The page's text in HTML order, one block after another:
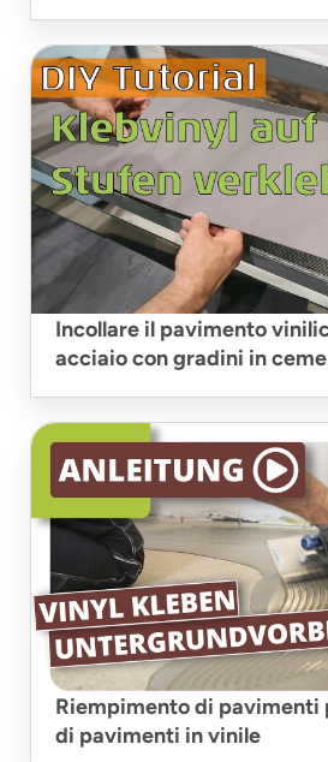
Incollare il pavimento
acciaio con gradini in
Riempimento di pavimenti
di pavimenti in vinile